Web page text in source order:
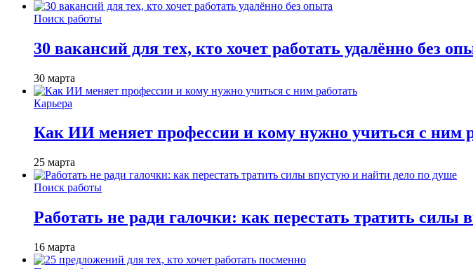
Поиск работы
30 вакансий для тех, кто хочет работать удалённо без
30 марта
Карьера
Как ИИ меняет профессии и кому нужно учиться с ним
25 марта
Поиск работы
Работать не ради галочки: как перестать тратить силы
16 марта